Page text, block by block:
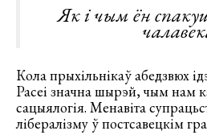
Як і чым ён
Кола прыхільнікаў абедзвюх
Расеі значна шырэй, чым нам
сацыялогія. Менавіта
лібералізму ў постсавецкім